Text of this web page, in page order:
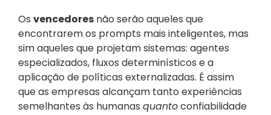
Os vencedores não serão aqueles que
encontrarem os prompts mais inteligentes, mas
sim aqueles que projetam sistemas: agentes
especializados, fluxos determinísticos e a
aplicação de políticas externalizadas. É assim
que as empresas alcançam tanto experiências
semelhantes às humanas quanto confiabilidade